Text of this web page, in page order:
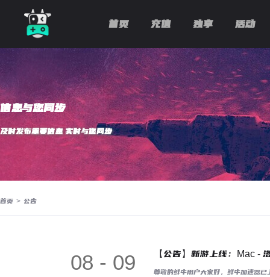
首页 充值 独享 活动
信息与您同步
及时发布重要信息 实时与您同步
首页 > 公告
08 - 09 【公告】新游上线：Mac -
尊敬的鲜牛用户大家好，鲜牛加速器